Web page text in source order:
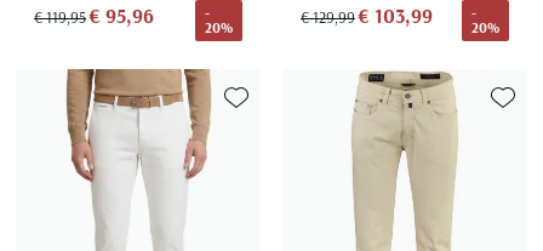
€ 119,95€ 95,96
-
20%
€ 129,99€ 103,99
-
20%
Toevoegen aan favorieten